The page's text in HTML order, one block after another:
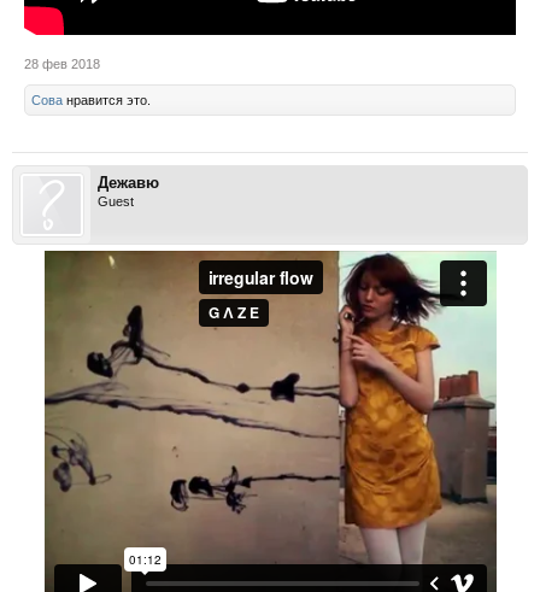
28 фев 2018
Сова нравится это.
Дежавю
Guest